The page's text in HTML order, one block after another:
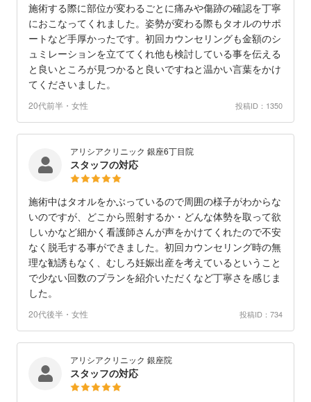
施術する際に部位が変わるごとに痛みや傷跡の確認を丁寧
におこなってくれました。姿勢が変わる際もタオルのサポ
ートなど手厚かったです。初回カウンセリングも金額のシ
ュミレーションを立ててくれ他も検討している事を伝える
と良いところが見つかると良いですねと温かい言葉をかけ
てくださいました。
20代前半・女性 投稿ID：1350
アリシアクリニック 銀座6丁目院
スタッフの対応
施術中はタオルをかぶっているので周囲の様子がわからな
いのですが、どこから照射するか・どんな体勢を取って欲
しいかなど細かく看護師さんが声をかけてくれたので不安
なく脱毛する事ができました。初回カウンセリング時の無
理な勧誘もなく、むしろ妊娠出産を考えているということ
で少ない回数のプランを紹介いただくなど丁寧さを感じま
した。
20代後半・女性 投稿ID：734
アリシアクリニック 銀座院
スタッフの対応